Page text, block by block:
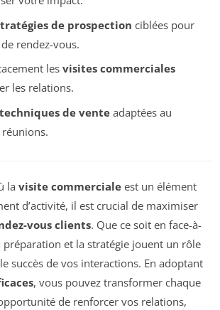
de prospection ciblées pour
rendez-vous.
les visites commerciales
les relations.
techniques de venteadaptées au
la visite commerciale est un élément
d’activité, il est crucial de maximiser
vous clients. Que ce soit en face-à-
préparation et la stratégie jouent un rôle
succès de vos interactions. En adoptant
, vous pouvez transformer chaque
de renforcer vos relations,